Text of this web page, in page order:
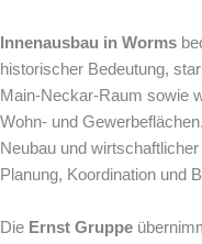
Innenausbau in Worms
historischer Bedeutung,
Main-Neckar-Raum sowie
Wohn- und
Neubau und
Planung, Koordination und
Die Ernst Gruppe